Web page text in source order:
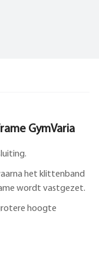
GymVaria
het klittenband
wordt vastgezet.
hoogte